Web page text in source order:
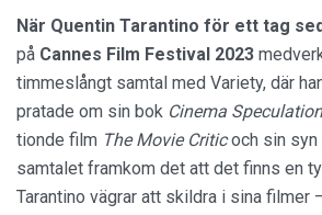
När Quentin Tarantino för ett tag
på Cannes Film Festival 2023
timmeslångt samtal med Variety, där
pratade om sin bok Cinema Speculation
tionde film The Movie Criticoch sin syn
samtalet framkom det att det finns en
Tarantino vägrar att skildra i sina filmer